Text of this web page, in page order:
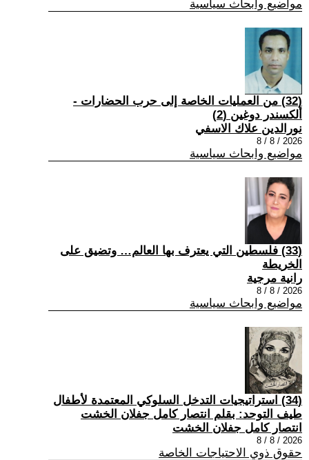
مواضيع وابحاث سياسية
(32) من العمليات الخاصة إلى حرب الحضارات -
ألكسندر دوغين (2)
نورالدين علاك الاسفي
2026 / 8 / 8
مواضيع وابحاث سياسية
(33) فلسطين التي يعترف بها العالم… وتضيق على
الخريطة
رانية مرجية
2026 / 8 / 8
مواضيع وابحاث سياسية
(34) استراتيجيات التدخل السلوكي المعتمدة لأطفال
طيف التوحد: بقلم انتصار كامل جفلان الخشت
انتصار كامل جفلان الخشت
2026 / 8 / 8
حقوق ذوي الاحتياجات الخاصة